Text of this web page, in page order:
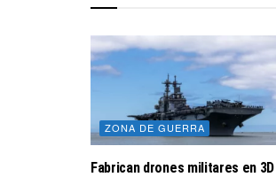
ZONA DE GUERRA
Fabrican drones militares en